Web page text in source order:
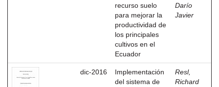
recurso suelo
para mejorar la
productividad de
los principales
cultivos en el
Ecuador
Darío
Javier
dic-2016
Implementación
del sistema de
Resl,
Richard